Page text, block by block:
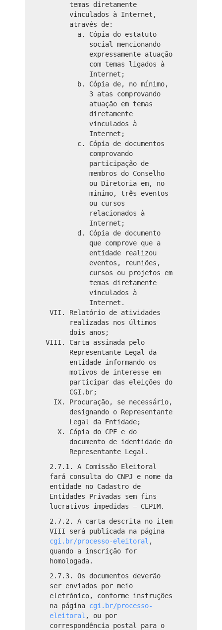
temas diretamente
vinculados à Internet,
através de:
Cópia do estatuto
social mencionando
expressamente atuação
com temas ligados à
Internet;
Cópia de, no mínimo,
3 atas comprovando
atuação em temas
diretamente
vinculados à
Internet;
Cópia de documentos
comprovando
participação de
membros do Conselho
ou Diretoria em, no
mínimo, três eventos
ou cursos
relacionados à
Internet;
Cópia de documento
que comprove que a
entidade realizou
eventos, reuniões,
cursos ou projetos em
temas diretamente
vinculados à
Internet.
Relatório de atividades
realizadas nos últimos
dois anos;
Carta assinada pelo
Representante Legal da
entidade informando os
motivos de interesse em
participar das eleições do
CGI.br;
Procuração, se necessário,
designando o Representante
Legal da Entidade;
Cópia do CPF e do
documento de identidade do
Representante Legal.
2.7.1. A Comissão Eleitoral
fará consulta do CNPJ e nome da
entidade no Cadastro de
Entidades Privadas sem fins
lucrativos impedidas – CEPIM.
2.7.2. A carta descrita no item
VIII será publicada na página
cgi.br/processo-eleitoral ,
quando a inscrição for
homologada.
2.7.3. Os documentos deverão
ser enviados por meio
eletrônico, conforme instruções
na página cgi.br/processo-
eleitoral , ou por
correspondência postal para o